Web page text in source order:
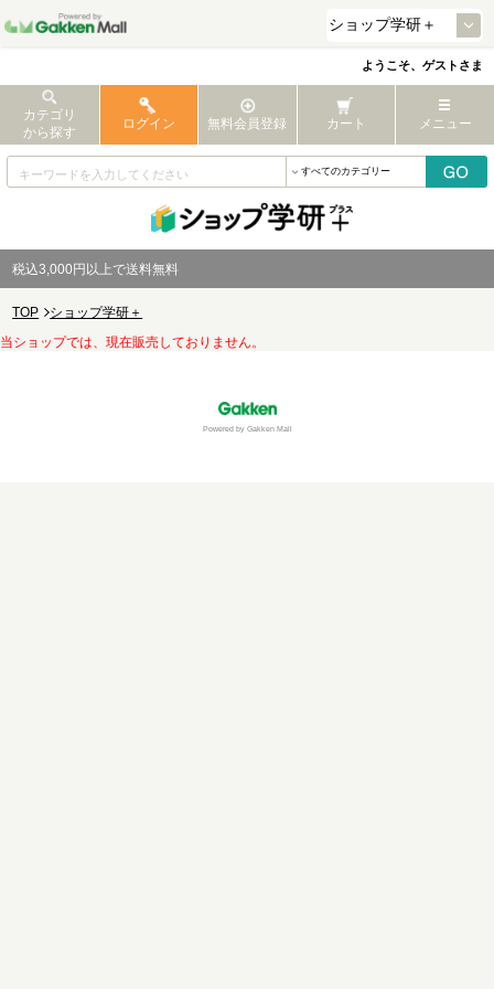
ようこそ、ゲストさま
カテゴリ
から探す
ログイン 無料会員登録 カート メニュー
税込3,000円以上で送料無料
TOP
ショップ学研＋
当ショップでは、現在販売しておりません。
Powered by Gakken Mall